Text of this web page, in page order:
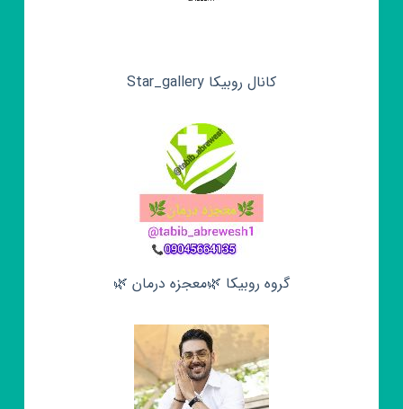
کانال روبیکا Star_gallery
گروه روبیکا 🌿معجزه درمان 🌿